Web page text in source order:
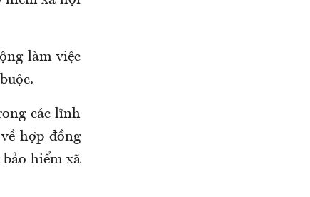
làm việc
các lĩnh
hợp đồng
hiểm xã